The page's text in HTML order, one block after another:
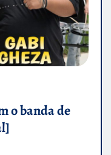
o banda de